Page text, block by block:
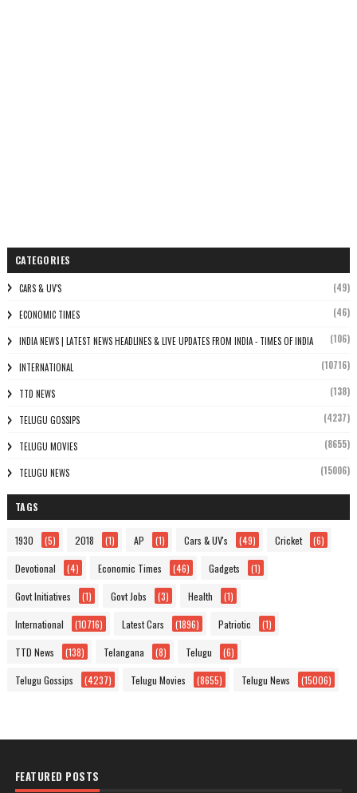
CATEGORIES
CARS & UV'S (49)
ECONOMIC TIMES (46)
INDIA NEWS | LATEST NEWS HEADLINES & LIVE UPDATES FROM INDIA - TIMES OF INDIA (106)
INTERNATIONAL (10716)
TTD NEWS (138)
TELUGU GOSSIPS (4237)
TELUGU MOVIES (8655)
TELUGU NEWS (15006)
TAGS
1930 (5) 2018 (1) AP (1) Cars & UV's (49) Cricket (6)
Devotional (4) Economic Times (46) Gadgets (1)
Govt Initiatives (1) Govt Jobs (3) Health (1)
International (10716) Latest Cars (1896) Patriotic (1)
TTD News (138) Telangana (8) Telugu (6)
Telugu Gossips (4237) Telugu Movies (8655) Telugu News (15006)
FEATURED POSTS